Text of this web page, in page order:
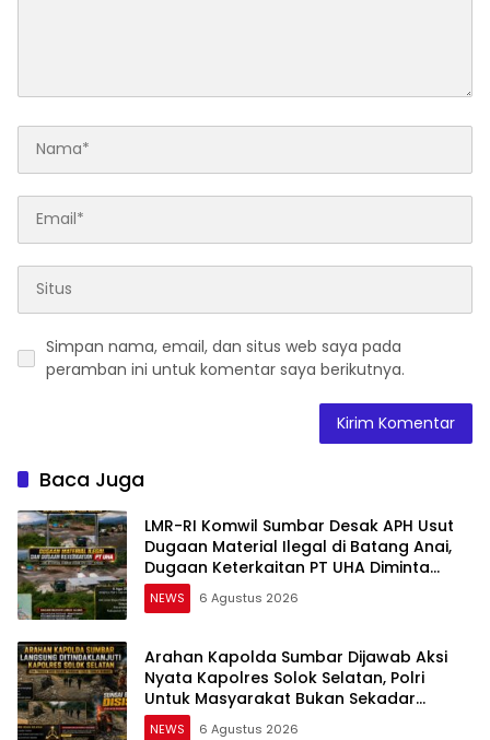
Simpan nama, email, dan situs web saya pada
peramban ini untuk komentar saya berikutnya.
Baca Juga
LMR-RI Komwil Sumbar Desak APH Usut
Dugaan Material Ilegal di Batang Anai,
Dugaan Keterkaitan PT UHA Diminta
Diselidiki Tuntas
NEWS 6 Agustus 2026
Arahan Kapolda Sumbar Dijawab Aksi
Nyata Kapolres Solok Selatan, Polri
Untuk Masyarakat Bukan Sekadar
Slogan
NEWS 6 Agustus 2026